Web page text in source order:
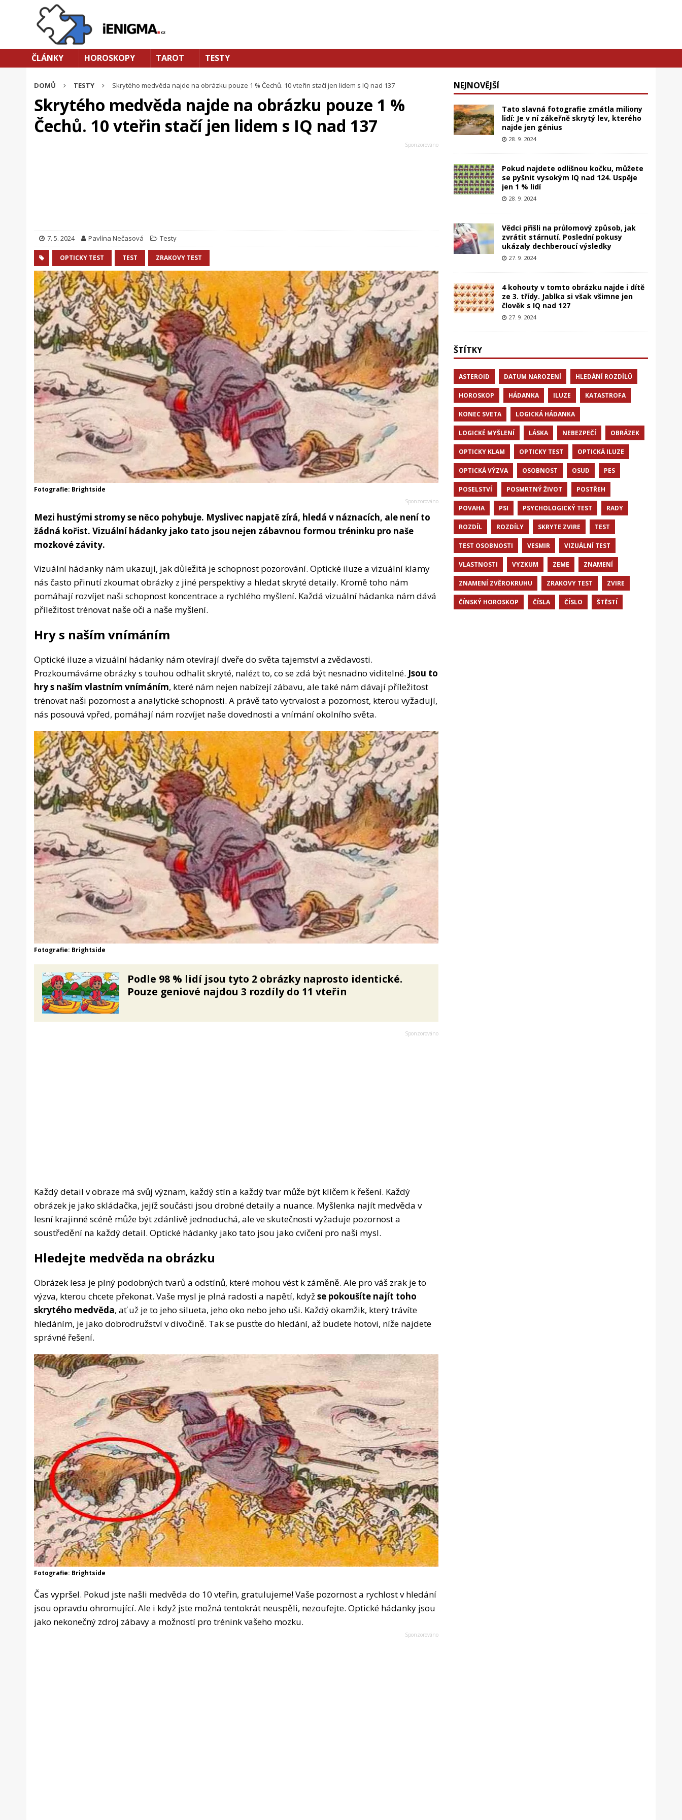
ČLÁNKY HOROSKOPY TAROT TESTY
DOMŮ TESTY Skrytého medvěda najde na obrázku pouze 1 % Čechů. 10 vteřin stačí jen lidem s IQ nad 137
Skrytého medvěda najde na obrázku pouze 1 %
Čechů. 10 vteřin stačí jen lidem s IQ nad 137
7. 5. 2024 Pavlína Nečasová Testy
OPTICKY TEST TEST ZRAKOVY TEST
Fotografie: Brightside
Mezi hustými stromy se něco pohybuje. Myslivec napjatě zírá, hledá v náznacích, ale není to
žádná kořist. Vizuální hádanky jako tato jsou nejen zábavnou formou tréninku pro naše
mozkové závity.
Vizuální hádanky nám ukazují, jak důležitá je schopnost pozorování. Optické iluze a vizuální klamy
nás často přinutí zkoumat obrázky z jiné perspektivy a hledat skryté detaily. Kromě toho nám
pomáhají rozvíjet naši schopnost koncentrace a rychlého myšlení. Každá vizuální hádanka nám dává
příležitost trénovat naše oči a naše myšlení.
Hry s naším vnímáním
Optické iluze a vizuální hádanky nám otevírají dveře do světa tajemství a zvědavosti.
Prozkoumáváme obrázky s touhou odhalit skryté, nalézt to, co se zdá být nesnadno viditelné. Jsou to
hry s naším vlastním vnímáním, které nám nejen nabízejí zábavu, ale také nám dávají příležitost
trénovat naši pozornost a analytické schopnosti. A právě tato vytrvalost a pozornost, kterou vyžadují,
nás posouvá vpřed, pomáhají nám rozvíjet naše dovednosti a vnímání okolního světa.
Fotografie: Brightside
Podle 98 % lidí jsou tyto 2 obrázky naprosto identické.
Pouze geniové najdou 3 rozdíly do 11 vteřin
Každý detail v obraze má svůj význam, každý stín a každý tvar může být klíčem k řešení. Každý
obrázek je jako skládačka, jejíž součásti jsou drobné detaily a nuance. Myšlenka najít medvěda v
lesní krajinné scéně může být zdánlivě jednoduchá, ale ve skutečnosti vyžaduje pozornost a
soustředění na každý detail. Optické hádanky jako tato jsou jako cvičení pro naši mysl.
Hledejte medvěda na obrázku
Obrázek lesa je plný podobných tvarů a odstínů, které mohou vést k záměně. Ale pro váš zrak je to
výzva, kterou chcete překonat. Vaše mysl je plná radosti a napětí, kdyžse pokoušíte najít toho
skrytého medvěda, ať už je to jeho silueta, jeho oko nebo jeho uši. Každý okamžik, který trávíte
hledáním, je jako dobrodružství v divočině. Tak se pusťte do hledání, až budete hotovi, níže najdete
správné řešení.
Fotografie: Brightside
Čas vypršel. Pokud jste našli medvěda do 10 vteřin, gratulujeme! Vaše pozornost a rychlost v hledání
jsou opravdu ohromující. Ale i když jste možná tentokrát neuspěli, nezoufejte. Optické hádanky jsou
jako nekonečný zdroj zábavy a možností pro trénink vašeho mozku.
NEJNOVĚJŠÍ
Tato slavná fotografie zmátla miliony
lidí: Je v ní zákeřně skrytý lev, kterého
najde jen génius
28. 9. 2024
Pokud najdete odlišnou kočku, můžete
se pyšnit vysokým IQ nad 124. Uspěje
jen 1 % lidí
28. 9. 2024
Vědci přišli na průlomový způsob, jak
zvrátit stárnutí. Poslední pokusy
ukázaly dechberoucí výsledky
27. 9. 2024
4 kohouty v tomto obrázku najde i dítě
ze 3. třídy. Jablka si však všimne jen
člověk s IQ nad 127
27. 9. 2024
ŠTÍTKY
ASTEROID DATUM NAROZENÍ HLEDÁNÍ ROZDÍLŮ
HOROSKOP HÁDANKA ILUZE KATASTROFA
KONEC SVETA LOGICKÁ HÁDANKA
LOGICKÉ MYŠLENÍ LÁSKA NEBEZPEČÍ OBRÁZEK
OPTICKY KLAM OPTICKY TEST OPTICKÁ ILUZE
OPTICKÁ VÝZVA OSOBNOST OSUD PES
POSELSTVÍ POSMRTNÝ ŽIVOT POSTŘEH
POVAHA PSI PSYCHOLOGICKÝ TEST RADY
ROZDÍL ROZDÍLY SKRYTE ZVIRE TEST
TEST OSOBNOSTI VESMIR VIZUÁLNÍ TEST
VLASTNOSTI VYZKUM ZEME ZNAMENÍ
ZNAMENÍ ZVĚROKRUHU ZRAKOVY TEST ZVIRE
ČÍNSKÝ HOROSKOP ČÍSLA ČÍSLO ŠTĚSTÍ